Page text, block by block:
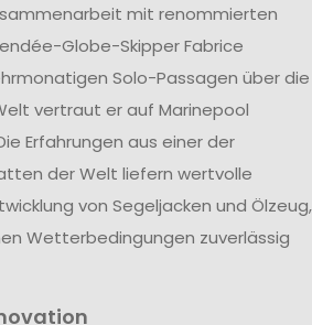
mit renommierten
Globe-Skipper Fabrice
Solo-Passagen über die
vertraut er auf Marinepool
Erfahrungen aus einer der
der Welt liefern wertvolle
von Segeljacken und Ölzeug,
Wetterbedingungen zuverlässig